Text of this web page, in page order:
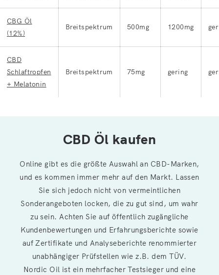
CBG Öl
(12%)
Breitspektrum 500mg 1200mg
CBD
Schlaftropfen
+ Melatonin
Breitspektrum 75mg gering
CBD Öl kaufen
Online gibt es die größte Auswahl an CBD-Marken,
und es kommen immer mehr auf den Markt. Lassen
Sie sich jedoch nicht von vermeintlichen
Sonderangeboten locken, die zu gut sind, um wahr
zu sein. Achten Sie auf öffentlich zugängliche
Kundenbewertungen und Erfahrungsberichte sowie
auf Zertifikate und Analyseberichte renommierter
unabhängiger Prüfstellen wie z.B. dem TÜV.
Nordic Oil ist ein mehrfacher Testsieger und eine